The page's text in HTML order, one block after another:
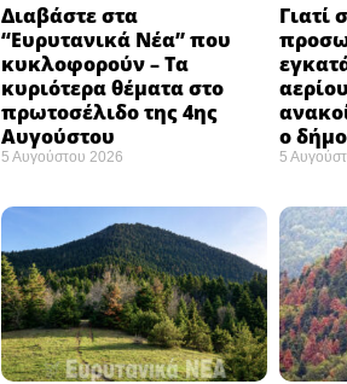
Διαβάστε στα
“Ευρυτανικά Νέα” που
κυκλοφορούν – Τα
κυριότερα θέματα στο
πρωτοσέλιδο της 4ης
Αυγούστου
5 Αυγούστου 2026
Γιατί
ο
5